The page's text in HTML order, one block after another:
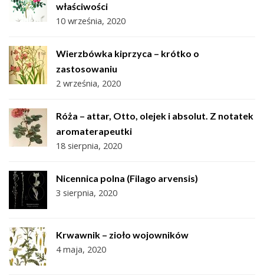
właściwości
10 września, 2020
Wierzbówka kiprzyca – krótko o
zastosowaniu
2 września, 2020
Róża – attar, Otto, olejek i absolut. Z notatek
aromaterapeutki
18 sierpnia, 2020
Nicennica polna (Filago arvensis)
3 sierpnia, 2020
Krwawnik – zioło wojowników
4 maja, 2020